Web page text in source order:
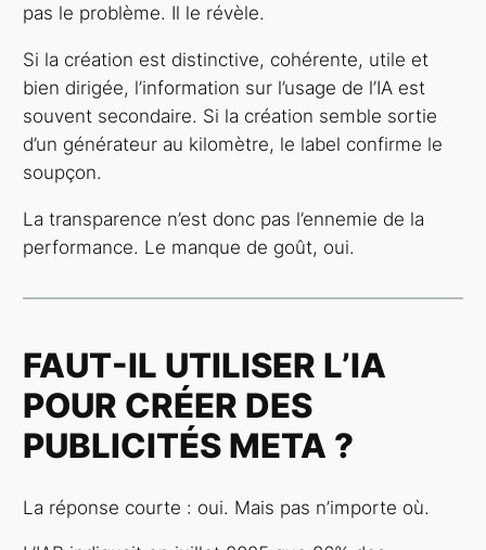
pas le problème. Il le révèle.
Si la création est distinctive, cohérente, utile et
bien dirigée, l’information sur l’usage de l’IA est
souvent secondaire. Si la création semble sortie
d’un générateur au kilomètre, le label confirme le
soupçon.
La transparence n’est donc pas l’ennemie de la
performance. Le manque de goût, oui.
FAUT-IL UTILISER L’IA
POUR CRÉER DES
PUBLICITÉS META ?
La réponse courte : oui. Mais pas n’importe où.